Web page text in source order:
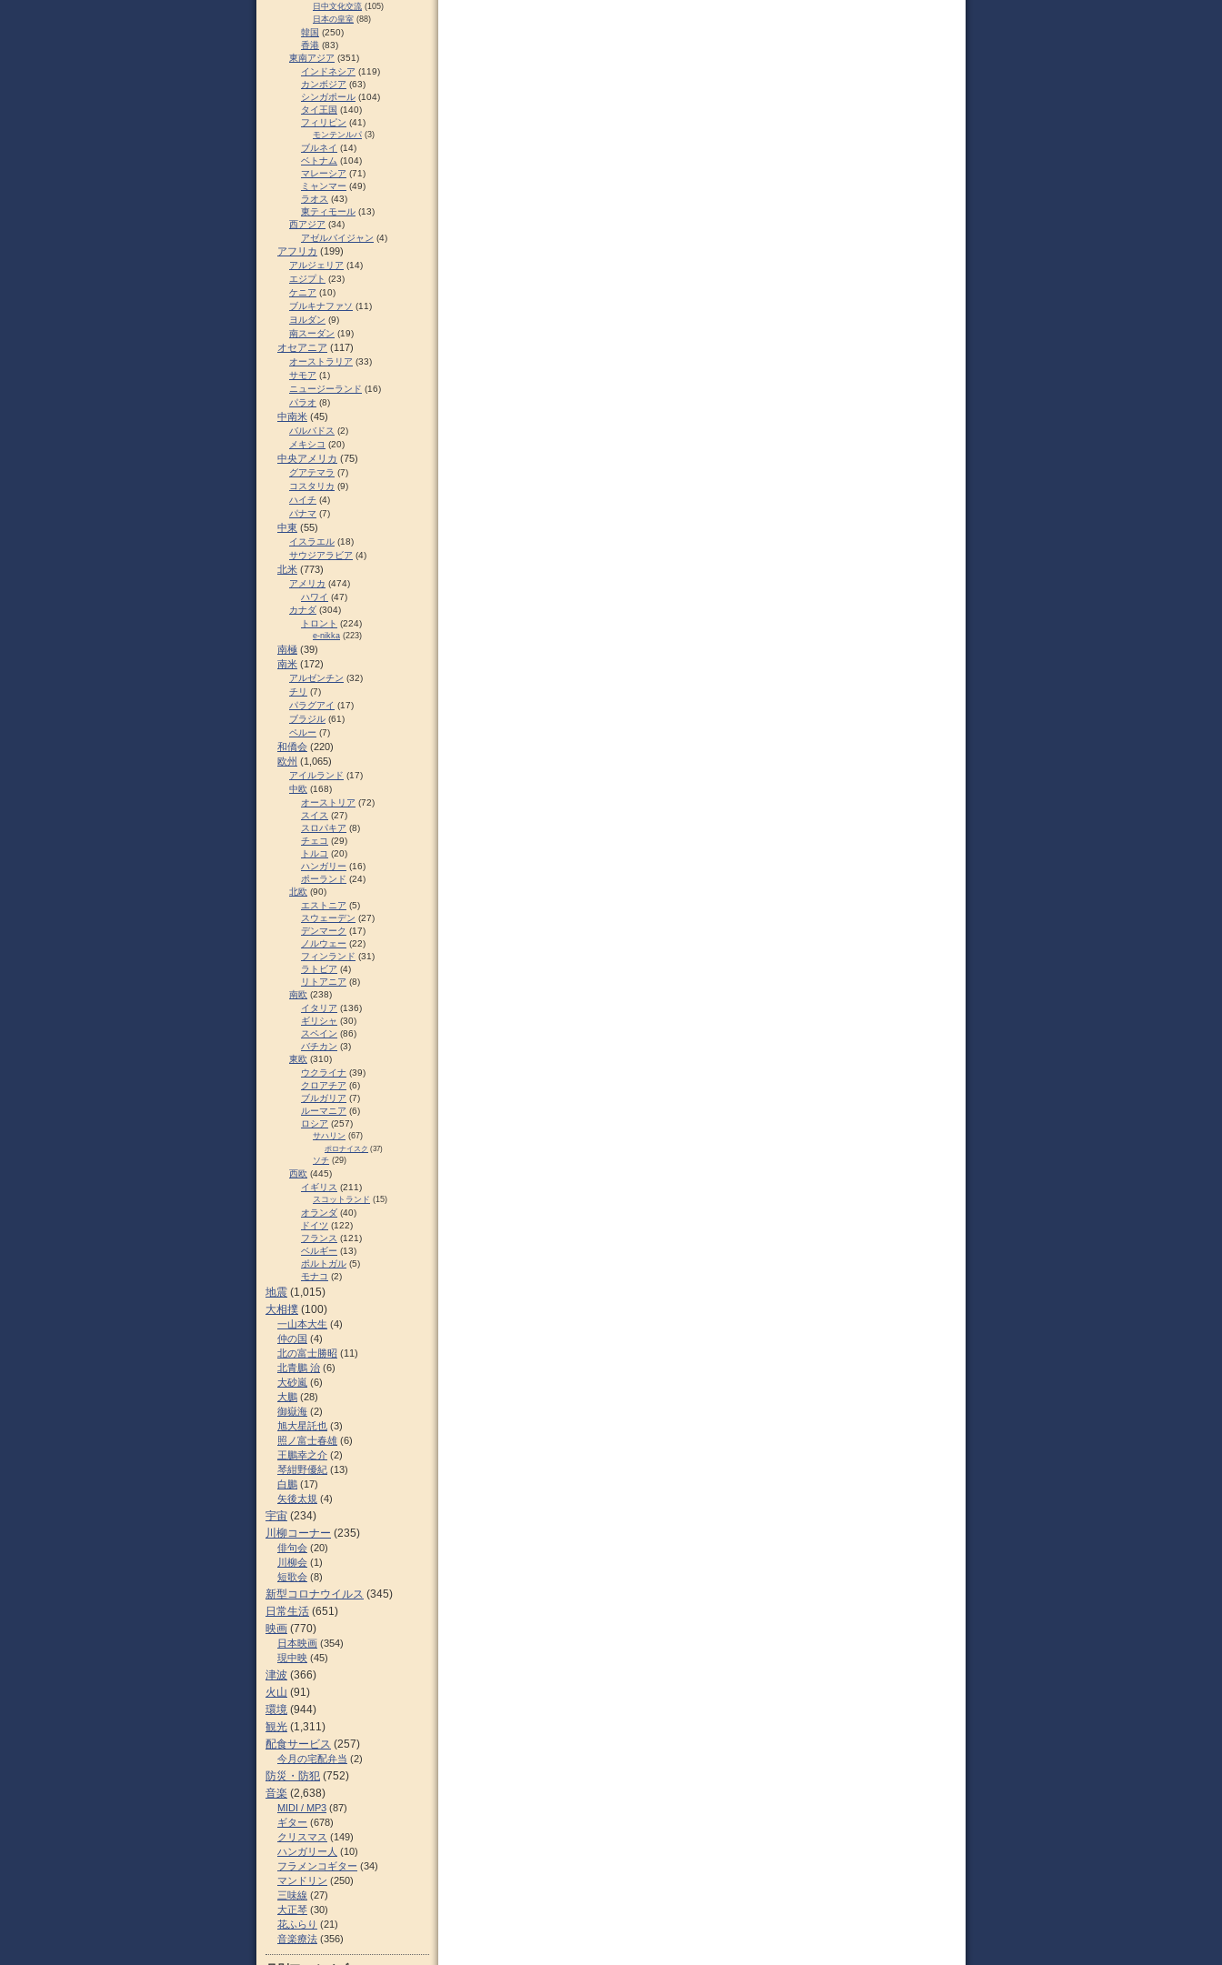
日中文化交流 (105)
日本の皇室 (88)
韓国 (250)
香港 (83)
東南アジア (351)
インドネシア (119)
カンボジア (63)
シンガポール (104)
タイ王国 (140)
フィリピン (41)
モンテンルパ (3)
ブルネイ (14)
ベトナム (104)
マレーシア (71)
ミャンマー (49)
ラオス (43)
東ティモール (13)
西アジア (34)
アゼルバイジャン (4)
アフリカ (199)
アルジェリア (14)
エジプト (23)
ケニア (10)
ブルキナファソ (11)
ヨルダン (9)
南スーダン (19)
オセアニア (117)
オーストラリア (33)
サモア (1)
ニュージーランド (16)
パラオ (8)
中南米 (45)
バルバドス (2)
メキシコ (20)
中央アメリカ (75)
グアテマラ (7)
コスタリカ (9)
ハイチ (4)
パナマ (7)
中東 (55)
イスラエル (18)
サウジアラビア (4)
北米 (773)
アメリカ (474)
ハワイ (47)
カナダ (304)
トロント (224)
e-nikka (223)
南極 (39)
南米 (172)
アルゼンチン (32)
チリ (7)
パラグアイ (17)
ブラジル (61)
ペルー (7)
和僑会 (220)
欧州 (1,065)
アイルランド (17)
中欧 (168)
オーストリア (72)
スイス (27)
スロパキア (8)
チェコ (29)
トルコ (20)
ハンガリー (16)
ポーランド (24)
北欧 (90)
エストニア (5)
スウェーデン (27)
デンマーク (17)
ノルウェー (22)
フィンランド (31)
ラトビア (4)
リトアニア (8)
南欧 (238)
イタリア (136)
ギリシャ (30)
スペイン (86)
バチカン (3)
東欧 (310)
ウクライナ (39)
クロアチア (6)
ブルガリア (7)
ルーマニア (6)
ロシア (257)
サハリン (67)
ポロナイスク (37)
ソチ (29)
西欧 (445)
イギリス (211)
スコットランド (15)
オランダ (40)
ドイツ (122)
フランス (121)
ベルギー (13)
ポルトガル (5)
モナコ (2)
地震 (1,015)
大相撲 (100)
一山本大生 (4)
仲の国 (4)
北の富士勝昭 (11)
北青鵬 治 (6)
大砂嵐 (6)
大鵬 (28)
御嶽海 (2)
旭大星託也 (3)
照ノ富士春雄 (6)
王鵬幸之介 (2)
琴紺野優紀 (13)
白鵬 (17)
矢後太規 (4)
宇宙 (234)
川柳コーナー (235)
俳句会 (20)
川柳会 (1)
短歌会 (8)
新型コロナウイルス (345)
日常生活 (651)
映画 (770)
日本映画 (354)
現中映 (45)
津波 (366)
火山 (91)
環境 (944)
観光 (1,311)
配食サービス (257)
今月の宅配弁当 (2)
防災・防犯 (752)
音楽 (2,638)
MIDI / MP3 (87)
ギター (678)
クリスマス (149)
ハンガリー人 (10)
フラメンコギター (34)
マンドリン (250)
三味線 (27)
大正琴 (30)
花ふらり (21)
音楽療法 (356)